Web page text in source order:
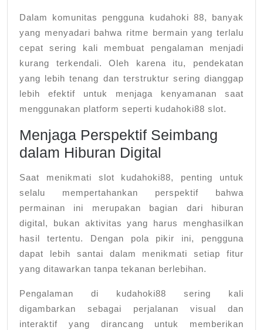
Dalam komunitas pengguna kudahoki 88, banyak
yang menyadari bahwa ritme bermain yang terlalu
cepat sering kali membuat pengalaman menjadi
kurang terkendali. Oleh karena itu, pendekatan
yang lebih tenang dan terstruktur sering dianggap
lebih efektif untuk menjaga kenyamanan saat
menggunakan platform seperti kudahoki88 slot.
Menjaga Perspektif Seimbang
dalam Hiburan Digital
Saat menikmati slot kudahoki88, penting untuk
selalu mempertahankan perspektif bahwa
permainan ini merupakan bagian dari hiburan
digital, bukan aktivitas yang harus menghasilkan
hasil tertentu. Dengan pola pikir ini, pengguna
dapat lebih santai dalam menikmati setiap fitur
yang ditawarkan tanpa tekanan berlebihan.
Pengalaman di kudahoki88 sering kali
digambarkan sebagai perjalanan visual dan
interaktif yang dirancang untuk memberikan